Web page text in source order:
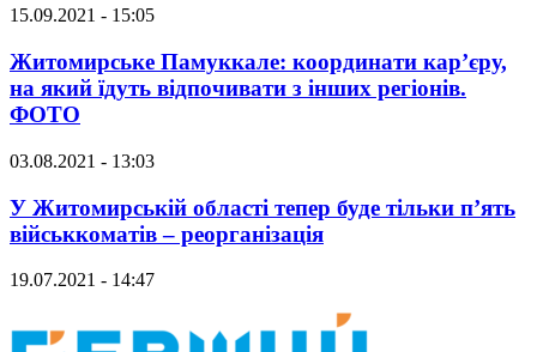
15.09.2021 - 15:05
Житомирське Памуккале: координати кар’єру,
на який їдуть відпочивати з інших регіонів.
ФОТО
03.08.2021 - 13:03
У Житомирській області тепер буде тільки п’ять
військкоматів – реорганізація
19.07.2021 - 14:47